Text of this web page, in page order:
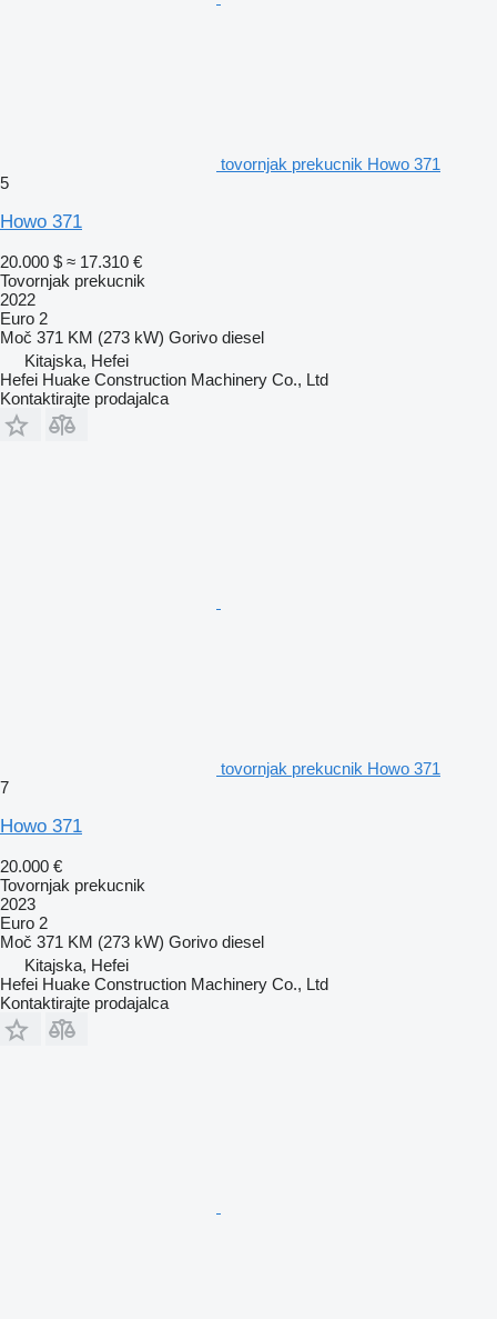
tovornjak prekucnik Howo 371
5
Howo 371
20.000 $ ≈ 17.310 €
Tovornjak prekucnik
2022
Euro 2
Moč 371 KM (273 kW) Gorivo diesel
Kitajska, Hefei
Hefei Huake Construction Machinery Co., Ltd
Kontaktirajte prodajalca
tovornjak prekucnik Howo 371
7
Howo 371
20.000 €
Tovornjak prekucnik
2023
Euro 2
Moč 371 KM (273 kW) Gorivo diesel
Kitajska, Hefei
Hefei Huake Construction Machinery Co., Ltd
Kontaktirajte prodajalca